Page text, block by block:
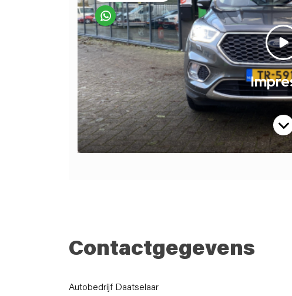
Contactgegevens
Autobedrijf Daatselaar